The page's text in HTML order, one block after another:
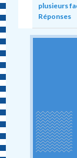
plusieurs
Réponses